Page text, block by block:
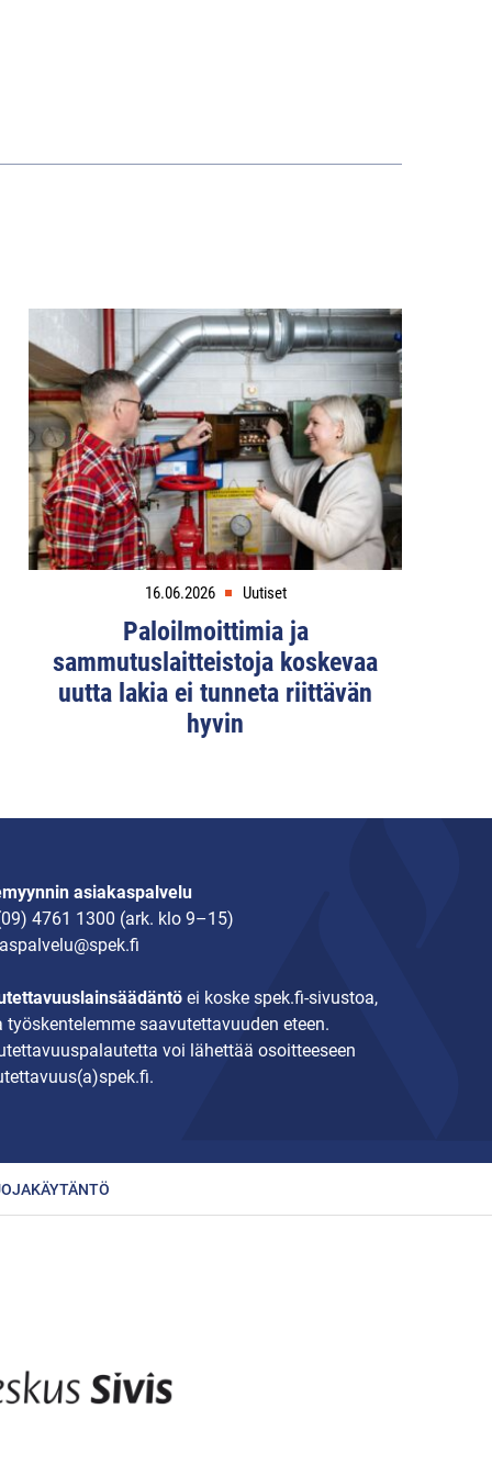
16.06.2026 Uutiset
Paloilmoittimia ja
sammutuslaitteistoja koskevaa
uutta lakia ei tunneta riittävän
hyvin
asiakaspalvelu
4761 1300 (ark. klo 9–15)
ei koske spek.fi-sivustoa,
työskentelemme saavutettavuuden eteen.
voi lähettää osoitteeseen